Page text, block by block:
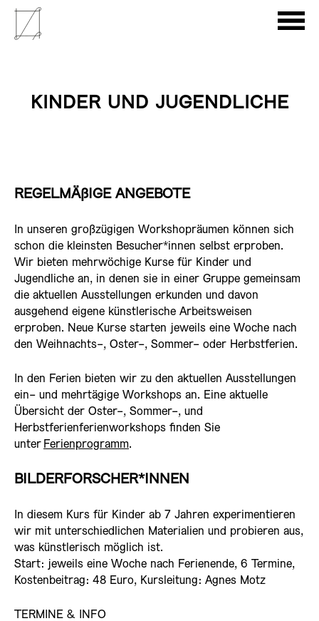
KINDER UND JUGENDLICHE
REGELMÄßIGE ANGEBOTE
In unseren großzügigen Workshopräumen können sich
schon die kleinsten Besucher*innen selbst erproben.
Wir bieten mehrwöchige Kurse für Kinder und
Jugendliche an, in denen sie in einer Gruppe gemeinsam
die aktuellen Ausstellungen erkunden und davon
ausgehend eigene künstlerische Arbeitsweisen
erproben. Neue Kurse starten jeweils eine Woche nach
den Weihnachts-, Oster-, Sommer- oder Herbstferien.
In den Ferien bieten wir zu den aktuellen Ausstellungen
ein- und mehrtägige Workshops an. Eine aktuelle
Übersicht der Oster-, Sommer-, und
Herbstferienferienworkshops finden Sie
unter Ferienprogramm.
BILDERFORSCHER*INNEN
In diesem Kurs für Kinder ab 7 Jahren experimentieren
wir mit unterschiedlichen Materialien und probieren aus,
was künstlerisch möglich ist.
Start: jeweils eine Woche nach Ferienende, 6 Termine,
Kostenbeitrag: 48 Euro, Kursleitung: Agnes Motz
TERMINE & INFO